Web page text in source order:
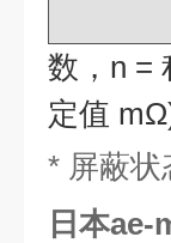
数，n =
定值
* 屏蔽状
日本